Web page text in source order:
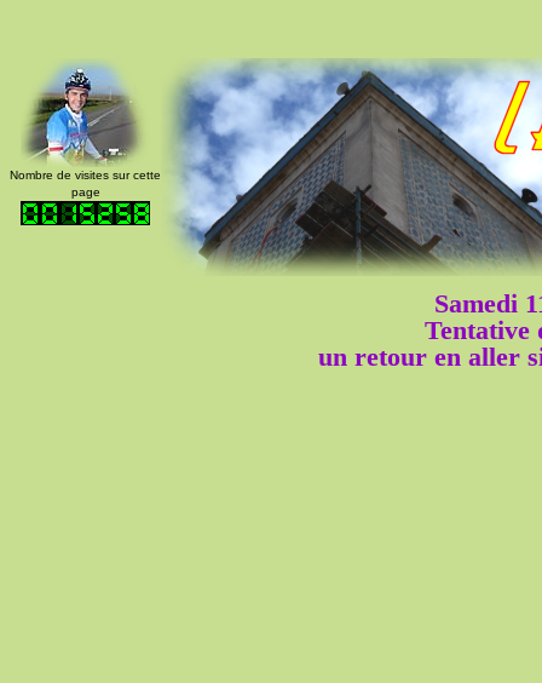
Nombre de visites sur cette
page
Samedi
Tentative
un retour en aller